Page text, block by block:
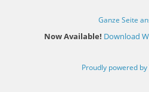
Ganze Seite
Now Available! Download
Proudly powered